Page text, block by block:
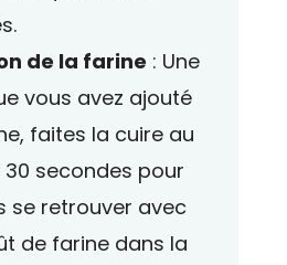
de la farine : Une
vous avez ajouté
faites la cuire au
secondes pour
se retrouver avec
de farine dans la